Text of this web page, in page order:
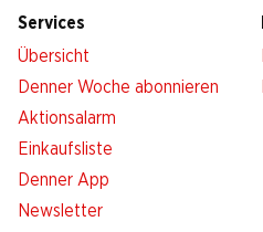
Services
Übersicht
Denner Woche abonnieren
Aktionsalarm
Einkaufsliste
Denner App
Newsletter